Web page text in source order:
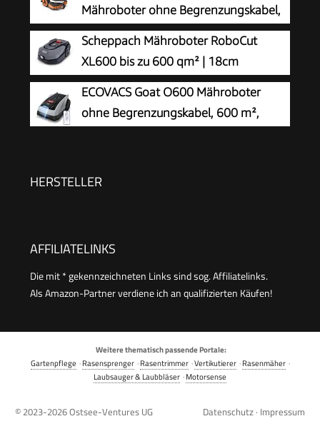
Mähroboter ohne Begrenzungskabel,
600 m²
Scheppach Mähroboter RoboCut
XL600 bis zu 600 qm² | 18cm
Schnittbreite | 20-60 mm Schnitthöhe
| Regensensor | WiFi & BT | App gesteuert | 35%
Steigung | mit Station, 9 Messer, 130m Kabel &
ECOVACS Goat O600 Mähroboter
ohne Begrenzungskabel, 600 m²,
Steuerung, passiert 0,7 m schmale Stellen
HERSTELLER
AFFILIATELINKS
Die mit * gekennzeichneten Links sind sog. Affiliatelinks.
Als Amazon-Partner verdiene ich an qualifizierten Käufen!
Weitere thematisch passende Portale:
Gartenpflege ·Rasensprenger·Rasentrimmer·Vertikutierer·Rasenmäher·
Laubsauger & Laubbläser ·Motorsense
© 2023-2026Ostsee-Ventures UG Datenschutz · Impressum